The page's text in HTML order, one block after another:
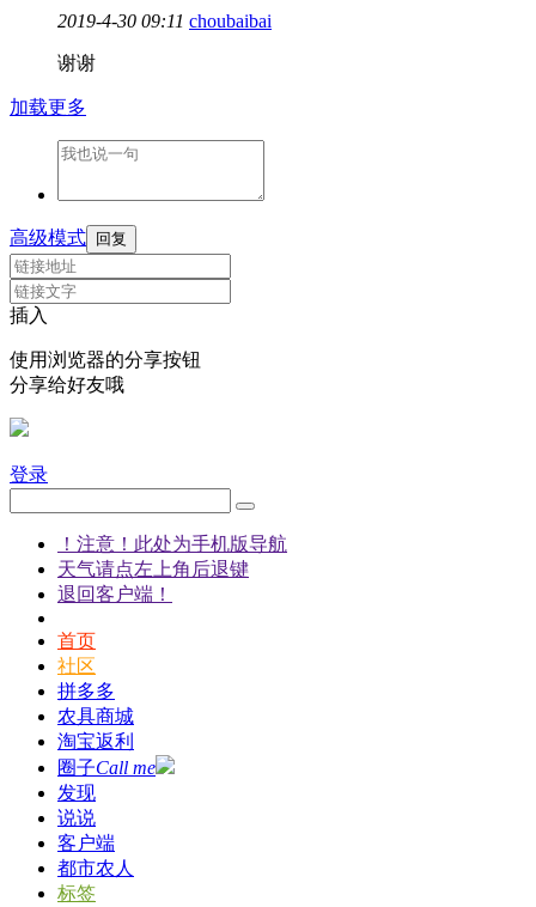
2019-4-30 09:11 choubaibai
谢谢
加载更多
高级模式 回复
插入
使用浏览器的分享按钮
分享给好友哦
登录
！注意！此处为手机版导航
天气请点左上角后退键
退回客户端！
首页
社区
拼多多
农具商城
淘宝返利
圈子Call me
发现
说说
客户端
都市农人
标签